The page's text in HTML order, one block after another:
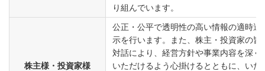
り組んでいます。
株主様・投資家様
公正・公平で透明性の高い情報の適時適
示を行います。また、株主・投資家の皆
対話により、経営方針や事業内容を深く
いただけるよう心掛けるとともに、いた